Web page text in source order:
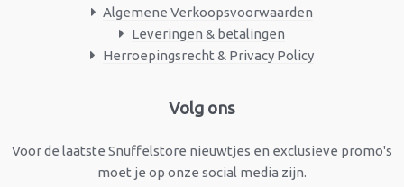
Algemene Verkoopsvoorwaarden
Leveringen & betalingen
Herroepingsrecht & Privacy Policy
Volg ons
Voor de laatste Snuffelstore nieuwtjes en exclusieve promo's
moet je op onze social media zijn.
Facebook